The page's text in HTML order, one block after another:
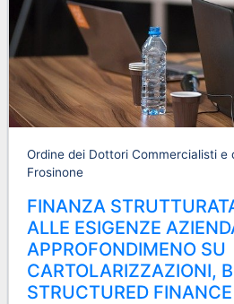
Ordine dei Dottori Commercialisti e
Frosinone
FINANZA
ALLE ESIGENZE
APPROFONDIMENO SU
CARTOLARIZZAZIONI,
STRUCTURED FINANCE